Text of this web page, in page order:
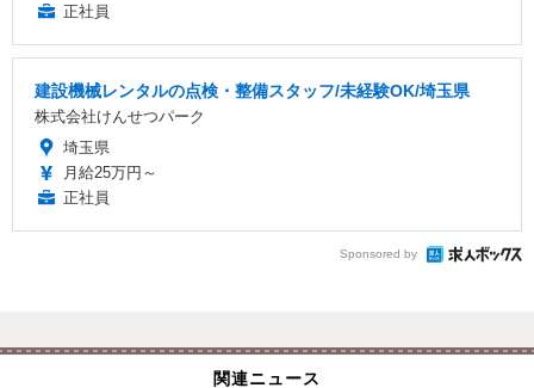
正社員
建設機械レンタルの点検・整備スタッフ/未経験OK/埼玉県
株式会社けんせつパーク
埼玉県
月給25万円～
正社員
Sponsored by
関連ニュース